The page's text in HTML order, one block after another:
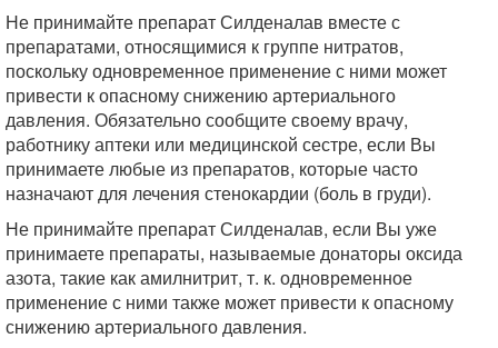
Не принимайте препарат Силденалав вместе с
препаратами, относящимися к группе нитратов,
поскольку одновременное применение с ними может
привести к опасному снижению артериального
давления. Обязательно сообщите своему врачу,
работнику аптеки или медицинской сестре, если Вы
принимаете любые из препаратов, которые часто
назначают для лечения стенокардии (боль в груди).
Не принимайте препарат Силденалав, если Вы уже
принимаете препараты, называемые донаторы оксида
азота, такие как амилнитрит, т. к. одновременное
применение с ними также может привести к опасному
снижению артериального давления.